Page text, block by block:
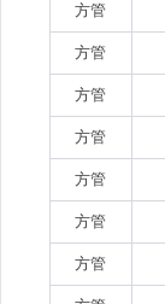
方管
方管
方管
方管
方管
方管
方管